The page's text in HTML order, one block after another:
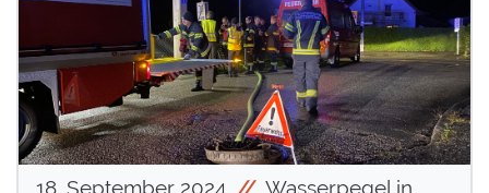
18. September 2024
Wasserpegel in